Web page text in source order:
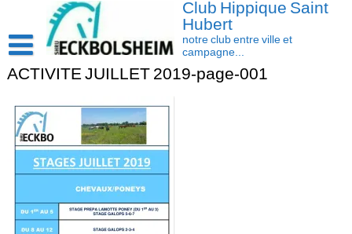
Club Hippique Saint
Hubert
notre club entre ville et
campagne...
Accueil
Les actus
Cavasoft client
Présentation
L’équipe
Activités
ACTIVITE JUILLET 2019-page-001